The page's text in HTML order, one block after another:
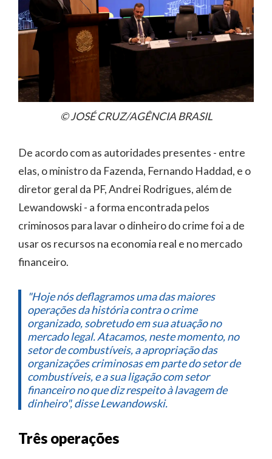
© JOSÉ CRUZ/AGÊNCIA BRASIL
De acordo com as autoridades presentes - entre
elas, o ministro da Fazenda, Fernando Haddad, e o
diretor geral da PF, Andrei Rodrigues, além de
Lewandowski - a forma encontrada pelos
criminosos para lavar o dinheiro do crime foi a de
usar os recursos na economia real e no mercado
financeiro.
"Hoje nós deflagramos uma das maiores
operações da história contra o crime
organizado, sobretudo em sua atuação no
mercado legal. Atacamos, neste momento, no
setor de combustíveis, a apropriação das
organizações criminosas em parte do setor de
combustíveis, e a sua ligação com setor
financeiro no que diz respeito à lavagem de
dinheiro", disse Lewandowski.
Três operações